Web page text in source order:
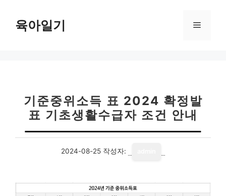
육아일기 메
기준중위소득 표 2024 확정발
표 기초생활수급자 조건 안내
2024-08-25 작성자: